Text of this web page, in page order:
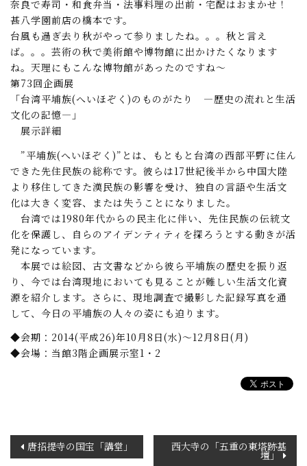
奈良で寿司・和食弁当・法事料理の出前・宅配はおまかせ！
甚八学園前店の橋本です。
台風も過ぎ去り秋がやって参りましたね。。。秋と言え
ば。。。芸術の秋で美術館や博物館に出かけたくなります
ね。天理にもこんな博物館があったのですね～
第73回企画展
「台湾平埔族(へいほぞく)のものがたり ―歴史の流れと生活
文化の記憶―」
展示詳細
”平埔族(へいほぞく)”とは、もともと台湾の西部平野に住ん
できた先住民族の総称です。彼らは17世紀後半から中国大陸
より移住してきた漢民族の影響を受け、独自の言語や生活文
化は大きく変容、または失うことになりました。
台湾では1980年代からの民主化に伴い、先住民族の伝統文
化を保護し、自らのアイデンティティを探ろうとする動きが活
発になっています。
本展では絵図、古文書などから彼ら平埔族の歴史を振り返
り、今では台湾現地においても見ることが難しい生活文化資
源を紹介します。さらに、現地調査で撮影した記録写真を通
して、今日の平埔族の人々の姿にも迫ります。
◆会期：2014(平成26)年10月8日(水)～12月8日(月)
◆会場：当館3階企画展示室1・2
稿
唐招提寺の国宝「講堂」 西大寺の「五重の東塔跡基
壇」